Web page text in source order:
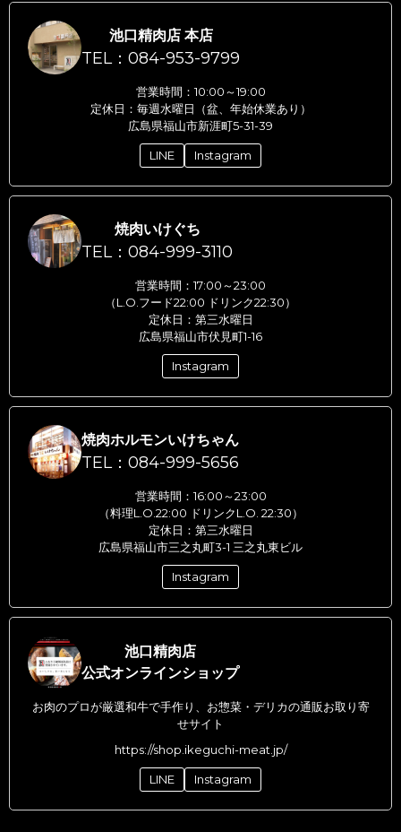
池口精肉店 本店
TEL：084-953-9799
営業時間：10:00～19:00
定休日：毎週水曜日（盆、年始休業あり）
広島県福山市新涯町5-31-39
LINE Instagram
焼肉いけぐち
TEL：084-999-3110
営業時間：17:00～23:00
（L.O.フード22:00 ドリンク22:30）
定休日：第三水曜日
広島県福山市伏見町1-16
Instagram
焼肉ホルモンいけちゃん
TEL：084-999-5656
営業時間：16:00～23:00
（料理L.O.22:00 ドリンクL.O. 22:30）
定休日：第三水曜日
広島県福山市三之丸町3-1 三之丸東ビル
Instagram
池口精肉店
公式オンラインショップ
お肉のプロが厳選和牛で手作り、お惣菜・デリカの通販お取り寄
せサイト
https://shop.ikeguchi-meat.jp/
LINE Instagram